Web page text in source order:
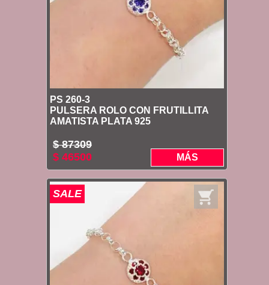
PS 260-3
PULSERA ROLO CON FRUTILLITA
AMATISTA PLATA 925
$ 87309
$ 46500
MÁS
SALE